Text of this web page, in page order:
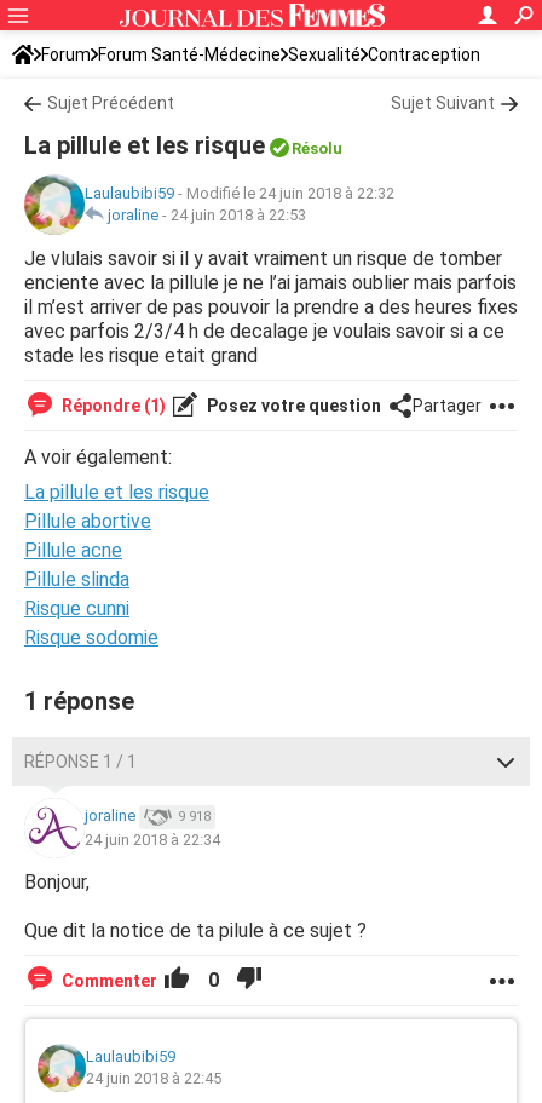
Forum Forum Santé-Médecine Sexualité Contraception
Sujet Précédent Sujet Suivant
La pillule et les risque Résolu
Laulaubibi59 - Modifié le 24 juin 2018 à 22:32
joraline - 24 juin 2018 à 22:53
Je vlulais savoir si il y avait vraiment un risque de tomber
enciente avec la pillule je ne l’ai jamais oublier mais parfois
il m’est arriver de pas pouvoir la prendre a des heures fixes
avec parfois 2/3/4 h de decalage je voulais savoir si a ce
stade les risque etait grand
Répondre (1) Posez votre question Partager
A voir également:
La pillule et les risque
Pillule abortive
Pillule acne
Pillule slinda
Risque cunni
Risque sodomie
1 réponse
RÉPONSE 1 / 1
joraline 9 918
24 juin 2018 à 22:34
Bonjour,
Que dit la notice de ta pilule à ce sujet ?
Commenter 0
Laulaubibi59
24 juin 2018 à 22:45